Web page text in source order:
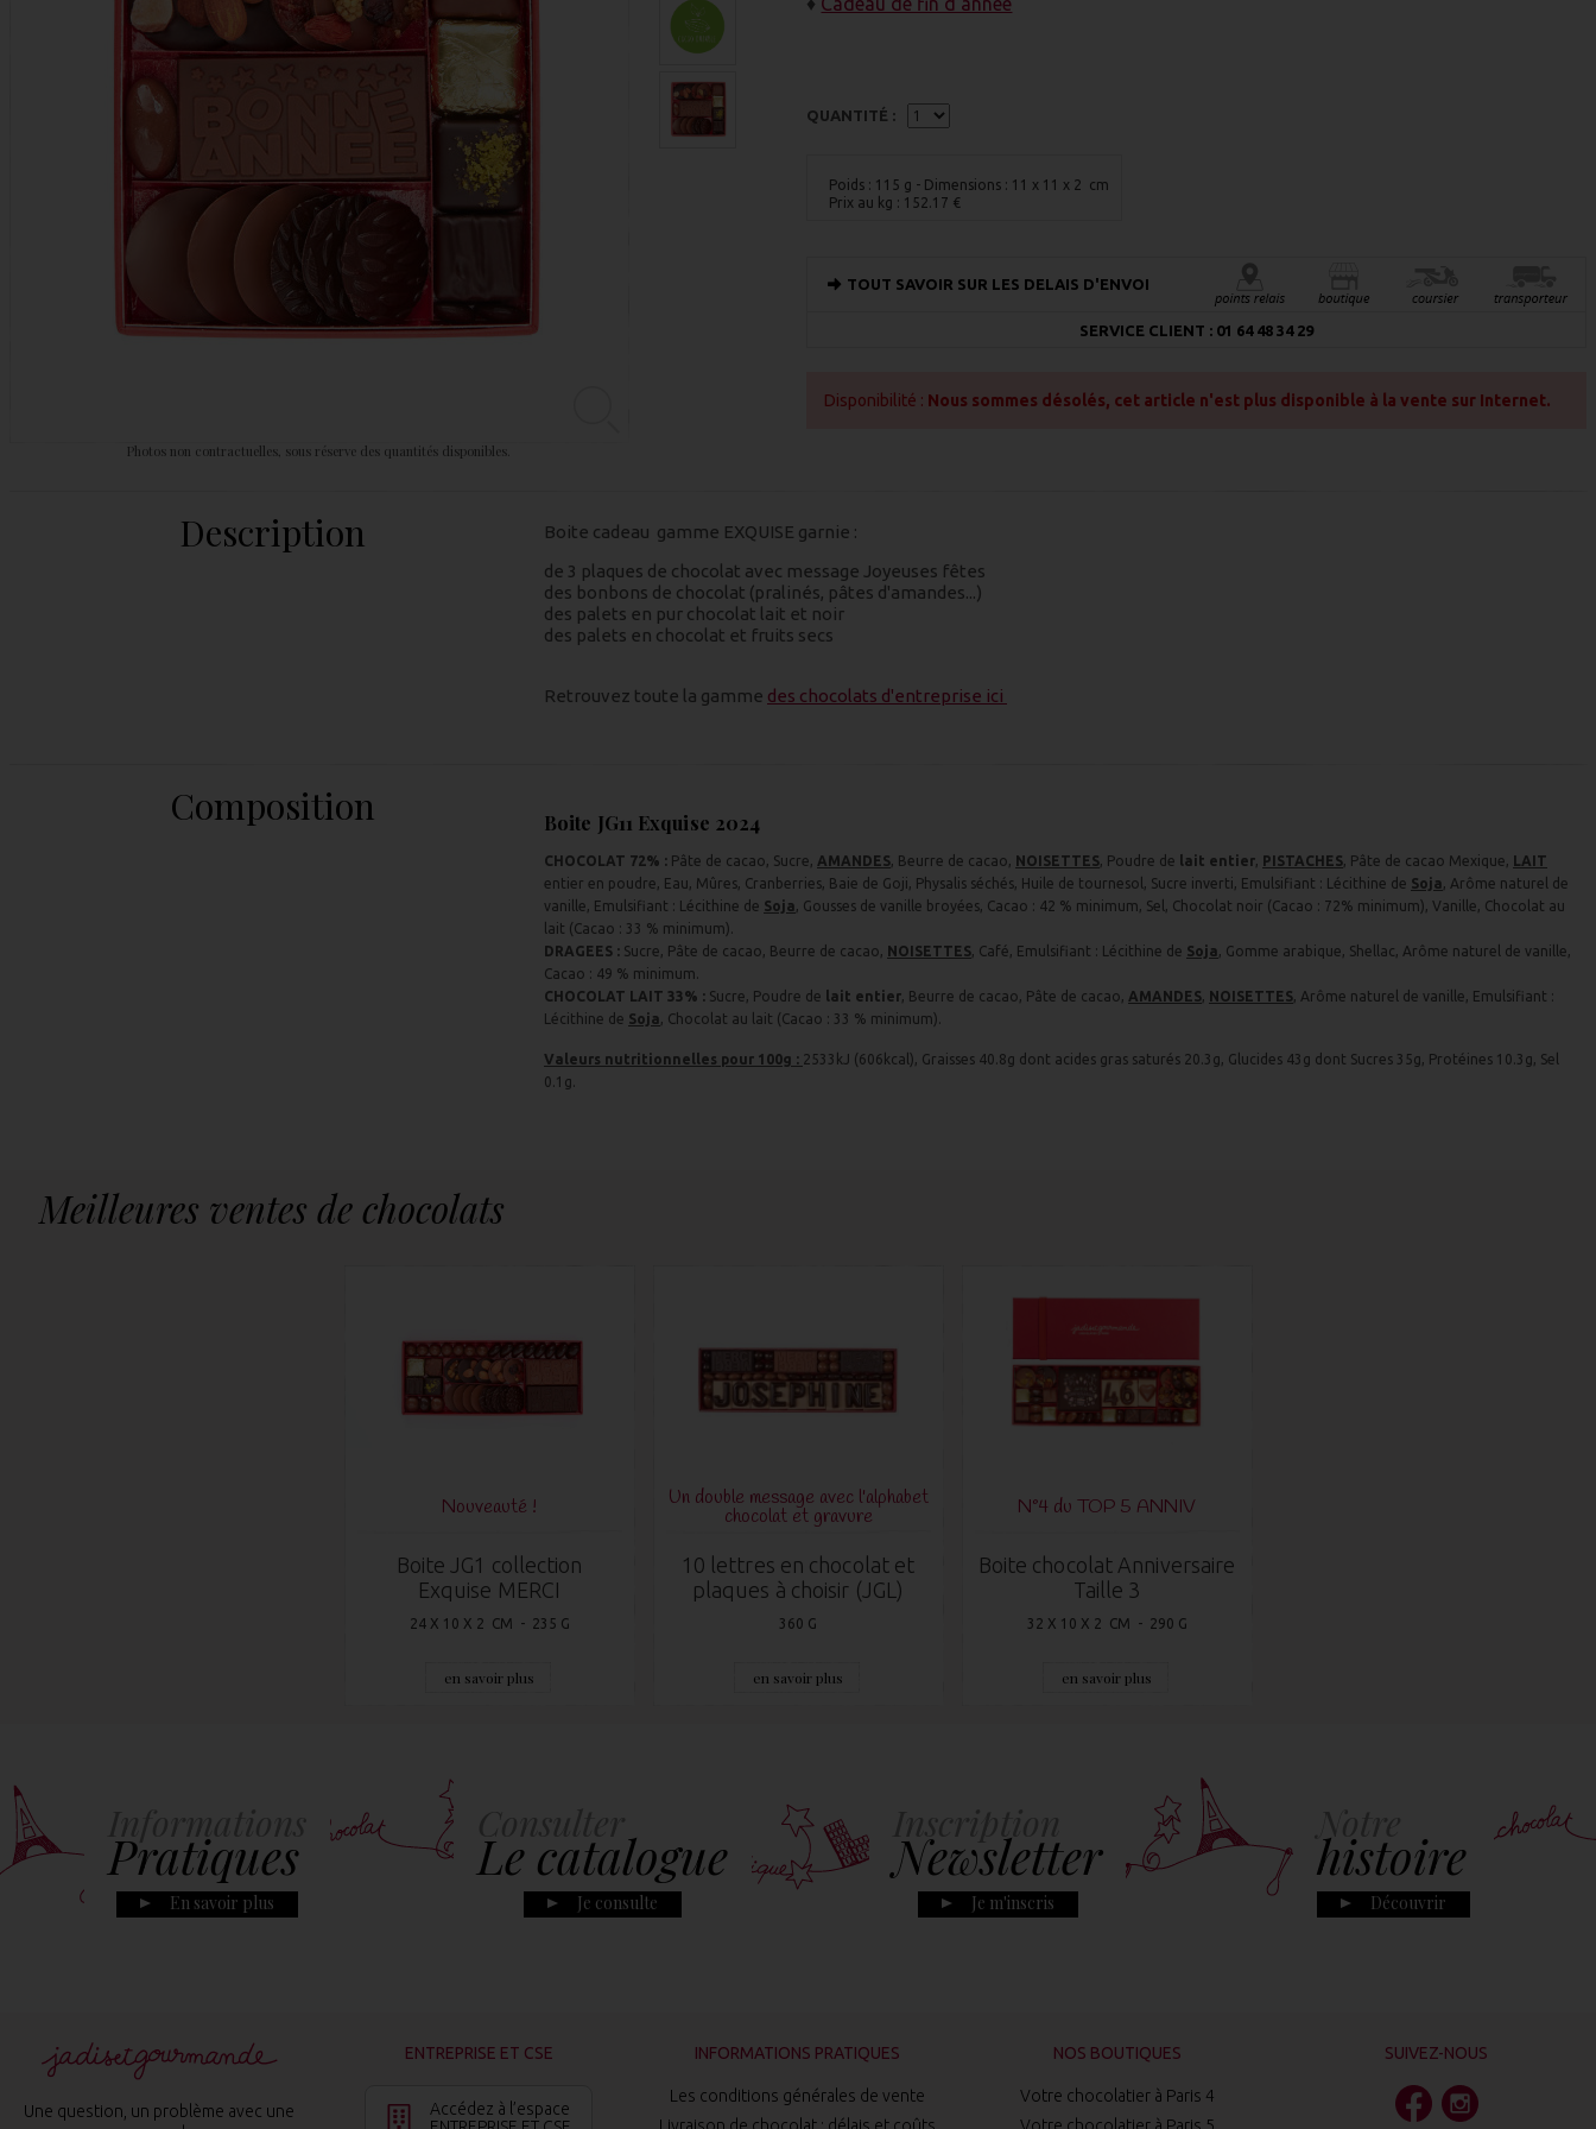
Photos non contractuelles, sous réserve des quantités disponibles.
QUANTITÉ :
Poids : 115 g - Dimensions : 11 x 11 x 2 cm
Prix au kg : 152.17 €
TOUT SAVOIR SUR LES DELAIS D'ENVOI
SERVICE CLIENT : 01 64 48 34 29
Disponibilité : Nous sommes désolés, cet article n'est plus disponible à la vente sur Internet.
Description
Boite cadeau gamme EXQUISE garnie :
de 3 plaques de chocolat avec message Joyeuses fêtes
des bonbons de chocolat (pralinés, pâtes d'amandes...)
des palets en pur chocolat lait et noir
des palets en chocolat et fruits secs
Retrouvez toute la gamme des chocolats d'entreprise ici
Composition Boite JG11 Exquise 2024
CHOCOLAT 72% : Pâte de cacao, Sucre, AMANDES , Beurre de cacao, NOISETTES , Poudre de lait entier PISTACHES , Pâte de cacao Mexique, LAIT
entier en poudre, Eau, Mûres, Cranberries, Baie de Goji, Physalis séchés, Huile de tournesol, Sucre inverti, Emulsifiant : Lécithine de Soja , Arôme naturel de
vanille, Emulsifiant : Lécithine de Soja , Gousses de vanille broyées, Cacao : 42 % minimum, Sel, Chocolat noir (Cacao : 72% minimum), Vanille, Chocolat au
lait (Cacao : 33 % minimum).
DRAGEES : Sucre, Pâte de cacao, Beurre de cacao, NOISETTES , Café, Emulsifiant : Lécithine de Soja , Gomme arabique, Shellac, Arôme naturel de vanille,
Cacao : 49 % minimum.
CHOCOLAT LAIT 33% : Sucre, Poudre de lait entier , Beurre de cacao, Pâte de cacao, AMANDES NOISETTES , Arôme naturel de vanille, Emulsifiant :
Lécithine de Soja , Chocolat au lait (Cacao : 33 % minimum).
Valeurs nutritionnelles pour 100g : 2533kJ (606kcal), Graisses 40.8g dont acides gras saturés 20.3g, Glucides 43g dont Sucres 35g, Protéines 10.3g, Sel
0.1g.
Meilleures ventes de chocolats
Nouveauté !
Boite JG1 collection
Exquise MERCI
24 X 10 X 2 CM - 235 G
en savoir plus
Un double message avec l'alphabet
chocolat et gravure
10 lettres en chocolat et
plaques à choisir (JGL)
360 G
en savoir plus
N°4 du TOP 5 ANNIV
Boite chocolat Anniversaire
Taille 3
32 X 10 X 2 CM - 290 G
en savoir plus
Pratiques
En savoir plus
Le catalogue
Je consulte
Newsletter
Je m'inscris
histoire
Découvrir
Une question, un problème avec une
ENTREPRISE ET CSE
Accédez à l’espace
INFORMATIONS PRATIQUES
Les conditions générales de vente
Livraison de chocolat : délais et coûts
NOS BOUTIQUES
Votre chocolatier à Paris 4
Votre chocolatier à Paris 5
SUIVEZ-NOUS